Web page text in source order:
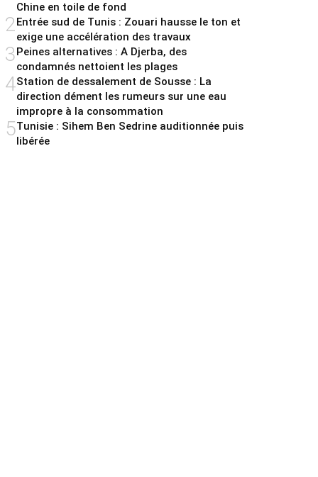
Chine en toile de fond
2Entrée sud de Tunis : Zouari hausse le ton et
exige une accélération des travaux
3Peines alternatives : A Djerba, des
condamnés nettoient les plages
4Station de dessalement de Sousse : La
direction dément les rumeurs sur une eau
impropre à la consommation
5Tunisie : Sihem Ben Sedrine auditionnée puis
libérée